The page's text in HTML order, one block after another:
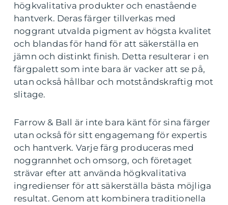
högkvalitativa produkter och enastående
hantverk. Deras färger tillverkas med
noggrant utvalda pigment av högsta kvalitet
och blandas för hand för att säkerställa en
jämn och distinkt finish. Detta resulterar i en
färgpalett som inte bara är vacker att se på,
utan också hållbar och motståndskraftig mot
slitage.
Farrow & Ball är inte bara känt för sina färger
utan också för sitt engagemang för expertis
och hantverk. Varje färg produceras med
noggrannhet och omsorg, och företaget
strävar efter att använda högkvalitativa
ingredienser för att säkerställa bästa möjliga
resultat. Genom att kombinera traditionella